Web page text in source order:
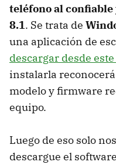
teléfono al confiable
8.1. Se trata de
una aplicación de
descargar desde
instalarla
modelo y firmware
equipo.
Luego de eso solo
descargue el